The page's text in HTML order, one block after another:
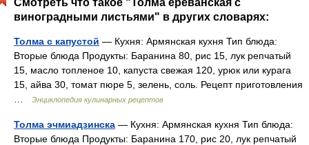
Смотреть что такое "Толма ереванская с
виноградными листьями" в других словарях:
Толма с капустой — Кухня: Армянская кухня Тип блюда:
Вторые блюда Продукты: Баранина 80, рис 15, лук репчатый
15, масло топленое 10, капуста свежая 120, урюк или курага
15, айва 30, томат пюре 5, зелень, соль. Рецепт приготовления
Энциклопедия кулинарных рецептов
Толма эчмиадзинска — Кухня: Армянская кухня Тип блюда:
Вторые блюда Продукты: Баранина 170, рис 20, лук репчатый